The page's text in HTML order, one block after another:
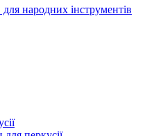
для народних інструментів